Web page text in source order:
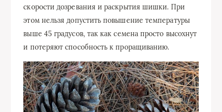
скорости дозревания и раскрытия шишки. При
этом нельзя допустить повышение температуры
выше 45 градусов, так как семена просто высохнут
и потеряют способность к проращиванию.